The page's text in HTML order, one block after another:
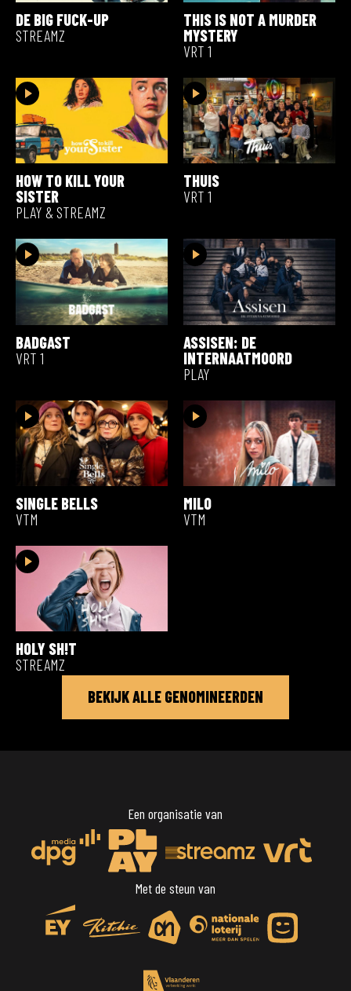
DE BIG FUCK-UP
STREAMZ
THIS IS NOT A MURDER
MYSTERY
VRT 1
HOW TO KILL YOUR
SISTER
PLAY & STREAMZ
THUIS
VRT 1
BADGAST
VRT 1
ASSISEN: DE
INTERNAATMOORD
PLAY
SINGLE BELLS
VTM
MILO
VTM
HOLY SH!T
STREAMZ
BEKIJK ALLE GENOMINEERDEN
Een organisatie van
Met de steun van